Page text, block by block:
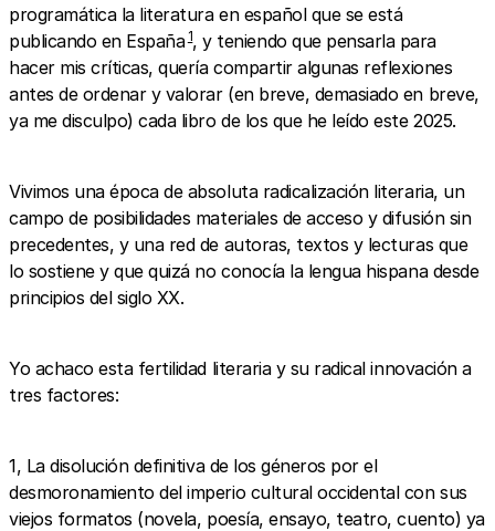
programática la literatura en español que se está
publicando en España 1, y teniendo que pensarla para
hacer mis críticas, quería compartir algunas reflexiones
antes de ordenar y valorar (en breve, demasiado en breve,
ya me disculpo) cada libro de los que he leído este 2025.
Vivimos una época de absoluta radicalización literaria, un
campo de posibilidades materiales de acceso y difusión sin
precedentes, y una red de autoras, textos y lecturas que
lo sostiene y que quizá no conocía la lengua hispana desde
principios del siglo XX.
Yo achaco esta fertilidad literaria y su radical innovación a
tres factores:
1, La disolución definitiva de los géneros por el
desmoronamiento del imperio cultural occidental con sus
viejos formatos (novela, poesía, ensayo, teatro, cuento) ya